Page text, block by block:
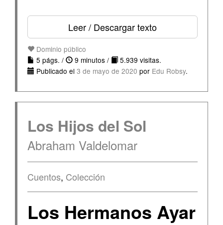
Leer / Descargar texto
Dominio público
5 págs. /
9 minutos /
5.939 visitas.
Publicado el 3 de mayo de 2020 por Edu Robsy.
Los Hijos del Sol
Abraham Valdelomar
Cuentos, Colección
Los Hermanos Ayar